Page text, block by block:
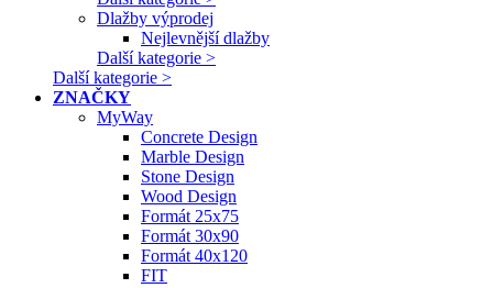
Dlažby výprodej
Nejlevnější dlažby
Další kategorie >
Další kategorie >
ZNAČKY
MyWay
Concrete Design
Marble Design
Stone Design
Wood Design
Formát 25x75
Formát 30x90
Formát 40x120
FIT